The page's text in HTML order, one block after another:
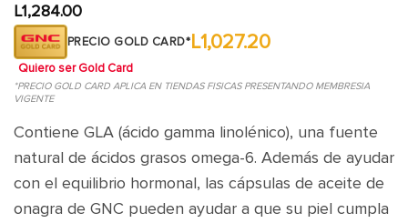
L1,284.00
PRECIO GOLD CARD*L1,027.20
Quiero ser Gold Card
*PRECIO GOLD CARD APLICA EN TIENDAS FISICAS PRESENTANDO MEMBRESIA
VIGENTE
Contiene GLA (ácido gamma linolénico), una fuente
natural de ácidos grasos omega-6. Además de ayudar
con el equilibrio hormonal, las cápsulas de aceite de
onagra de GNC pueden ayudar a que su piel cumpla